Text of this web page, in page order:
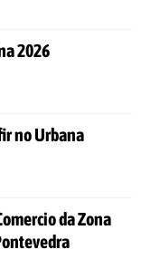
2026
no Urbana
da Zona